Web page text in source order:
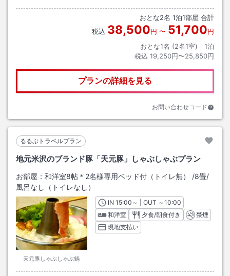
おとな2名 1泊1部屋 合計
税込 38,500円 〜 51,700円
おとな1名 (2名1室)｜ 1泊
税込 19,250円〜25,850円
プランの詳細を見る
お問い合わせコード
るるぶトラベルプラン
地元米沢のブランド豚「天元豚」しゃぶしゃぶプラン
お部屋： 和洋室8帖＊2名様専用ベッド付（トイレ無） /8畳/
風呂なし（トイレなし）
天元豚しゃぶしゃぶ鍋
INチェックイン
15:00 ～ | OUT チェックアウト
～10:00
和洋室
夕食/朝食付き
禁煙
現地支払い